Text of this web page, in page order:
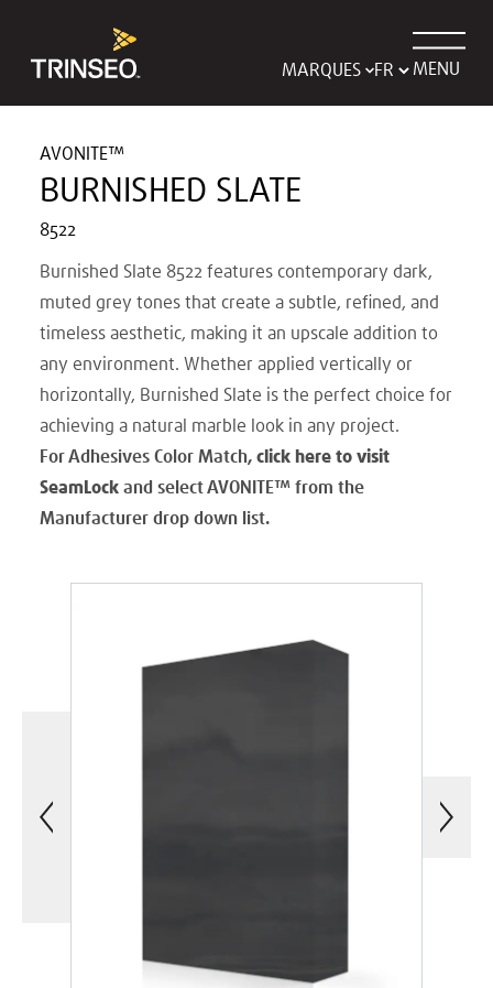
MARQUES MENU
AVONITE™
BURNISHED SLATE
8522
Burnished Slate 8522 features contemporary dark,
muted grey tones that create a subtle, refined, and
timeless aesthetic, making it an upscale addition to
any environment. Whether applied vertically or
horizontally, Burnished Slate is the perfect choice for
achieving a natural marble look in any project.
For Adhesives Color Match, click here to visit
SeamLock and select AVONITE™ from the
Manufacturer drop down list.